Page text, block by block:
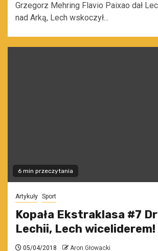
Grzegorz Mehring Flavio Paixao dał
nad Arką, Lech wskoczył...
6 min przeczytania
Artykuły Sport
Kopała Ekstraklasa #7
Lechii, Lech wiceliderem!
05/04/2018 Aron Głowacki